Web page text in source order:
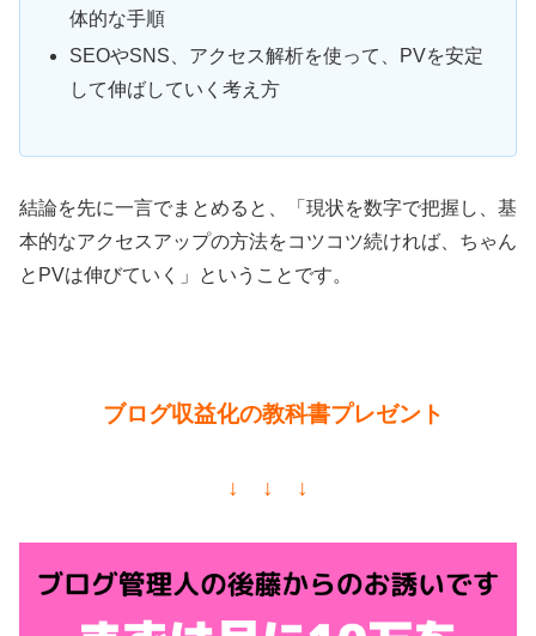
体的な手順
SEOやSNS、アクセス解析を使って、PVを安定
して伸ばしていく考え方
結論を先に一言でまとめると、「現状を数字で把握し、基
本的なアクセスアップの方法をコツコツ続ければ、ちゃん
とPVは伸びていく」ということです。
ブログ収益化の教科書プレゼント
↓ ↓ ↓